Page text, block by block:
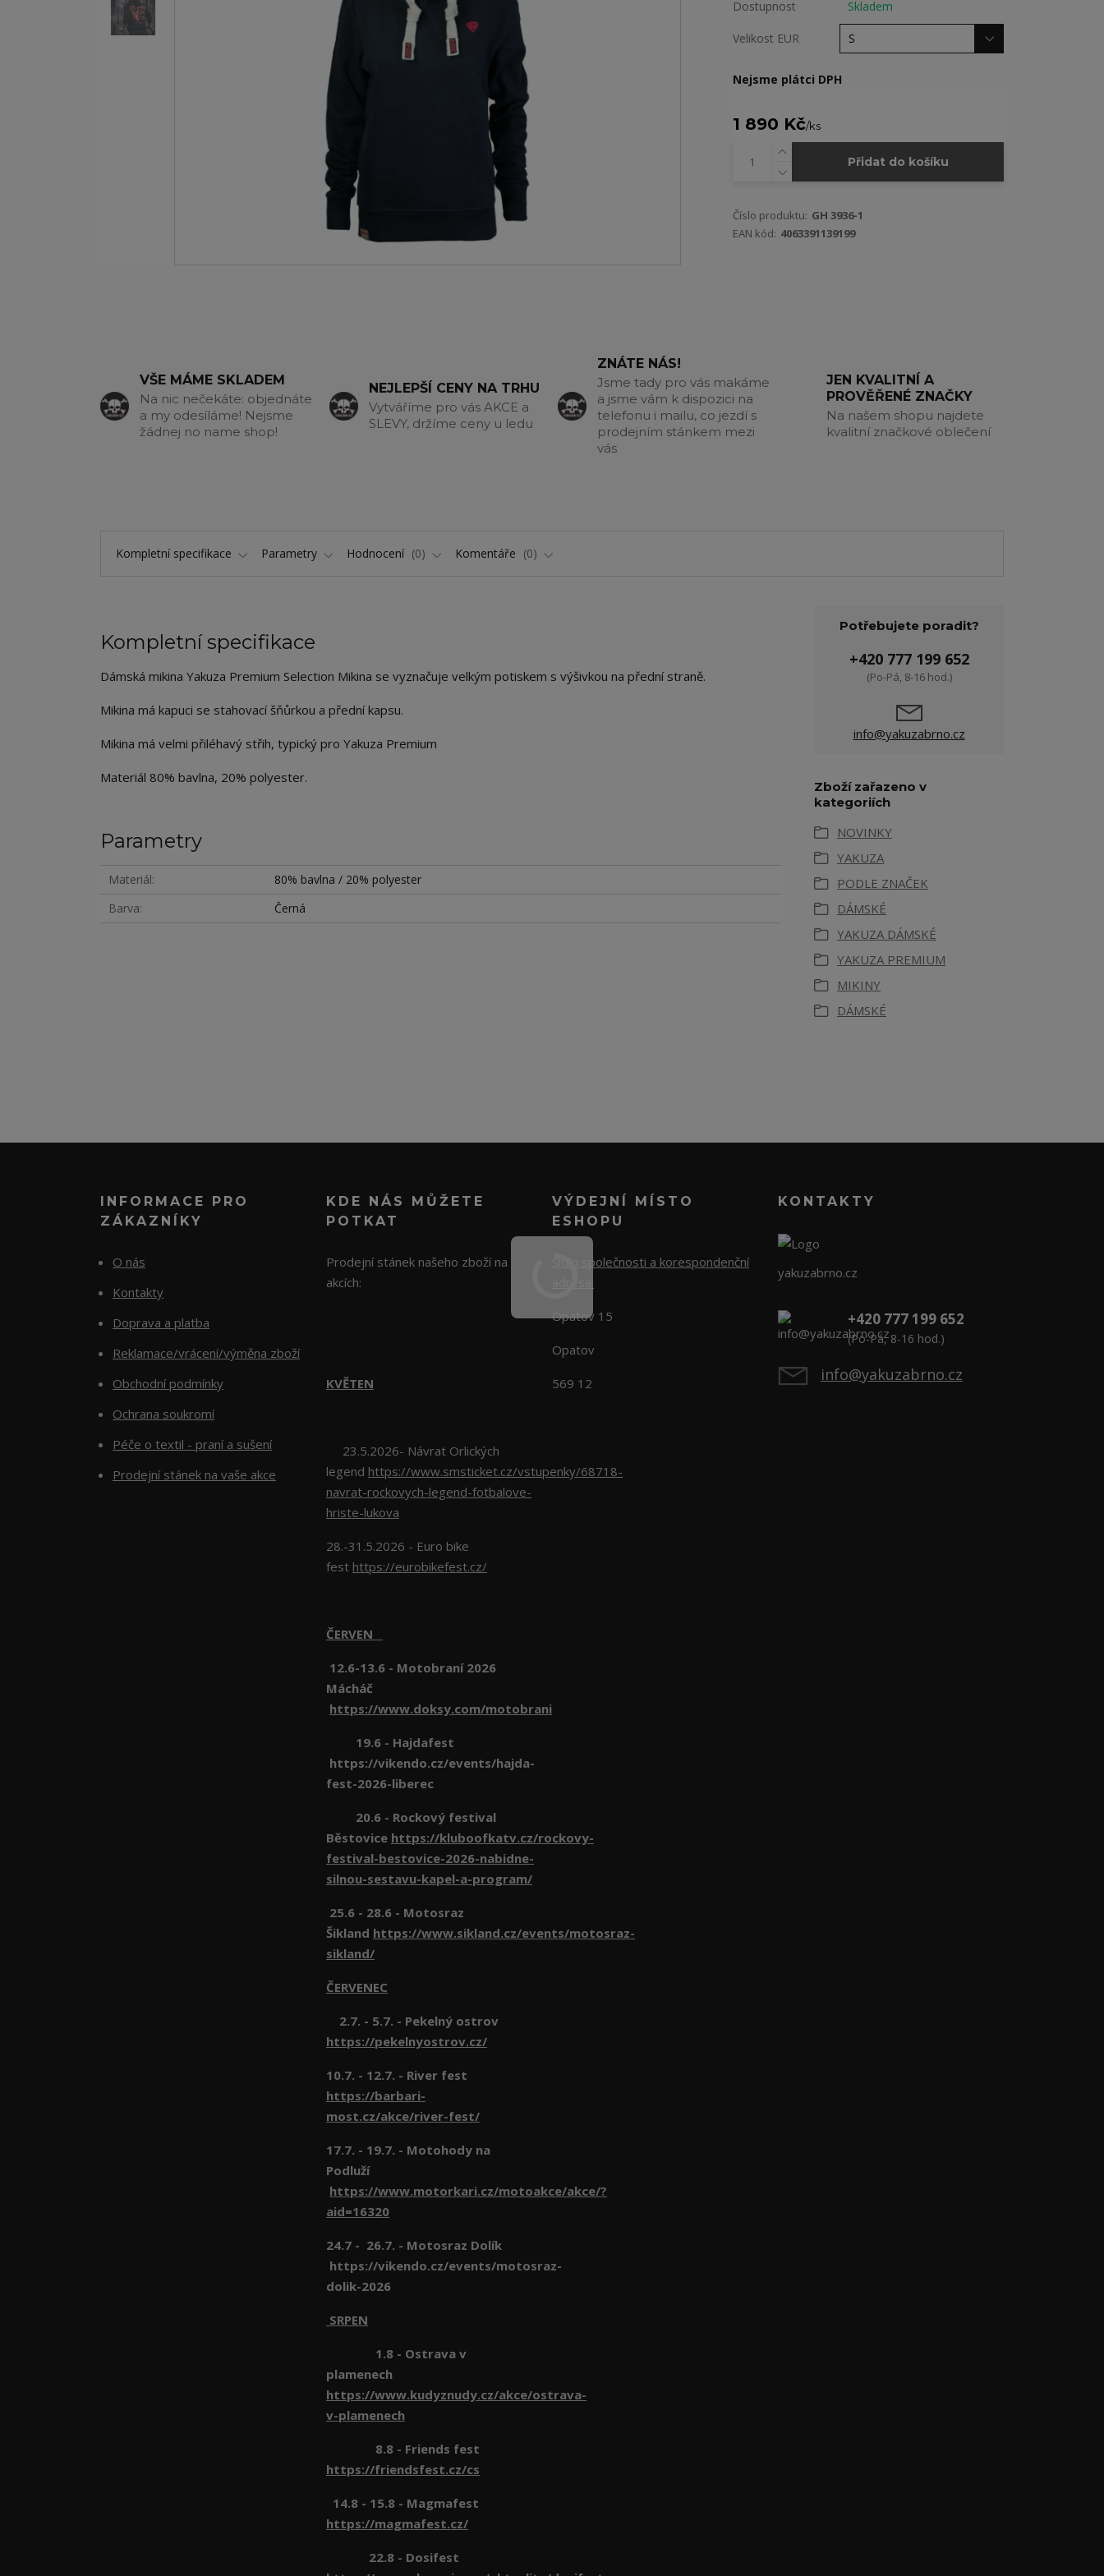
Dostupnost Skladem
Velikost EUR
Nejsme plátci DPH
1 890 Kč/ks
Přidat do košíku
Číslo produktu: GH 3936-1
EAN kód: 4063391139199
VŠE MÁME SKLADEM
Na nic nečekáte: objednáte
a my odesíláme! Nejsme
žádnej no name shop!
NEJLEPŠÍ CENY NA TRHU
Vytváříme pro vás AKCE a
SLEVY, držíme ceny u ledu
ZNÁTE NÁS!
Jsme tady pro vás makáme
a jsme vám k dispozici na
telefonu i mailu, co jezdí s
prodejním stánkem mezi
vás
JEN KVALITNÍ A
PROVĚŘENÉ ZNAČKY
Na našem shopu najdete
kvalitní značkové oblečení
Kompletní specifikace Parametry Hodnocení 0 Komentáře 0
Kompletní specifikace
Dámská mikina Yakuza Premium Selection Mikina se vyznačuje velkým potiskem s výšivkou na přední straně.
Mikina má kapuci se stahovací šňůrkou a přední kapsu.
Mikina má velmi přiléhavý střih, typický pro Yakuza Premium
Materiál 80% bavlna, 20% polyester.
Parametry
Materiál
80% bavlna / 20% polyester
Barva
Černá
Potřebujete poradit?
+420 777 199 652
(Po-Pá, 8-16 hod.)
info@yakuzabrno.cz
Zboží zařazeno v
kategoriích
NOVINKY
YAKUZA
PODLE ZNAČEK
DÁMSKÉ
YAKUZA DÁMSKÉ
YAKUZA PREMIUM
MIKINY
DÁMSKÉ
INFORMACE PRO
ZÁKAZNÍKY
O nás
Kontakty
Doprava a platba
Reklamace/vrácení/výměna zboží
Obchodní podmínky
Ochrana soukromí
Péče o textil - praní a sušení
Prodejní stánek na vaše akce
KDE NÁS MŮŽETE
POTKAT
Prodejní stánek našeho zboží na
akcích:
KVĚTEN
23.5.2026- Návrat Orlických
legend https://www.smsticket.cz/vstupenky/68718-
navrat-rockovych-legend-fotbalove-
hriste-lukova
28.-31.5.2026 - Euro bike
fest https://eurobikefest.cz/
ČERVEN
12.6-13.6 - Motobraní 2026
Mácháč
https://www.doksy.com/motobrani
19.6 - Hajdafest
https://vikendo.cz/events/hajda-
fest-2026-liberec
20.6 - Rockový festival
Běstovice https://kluboofkatv.cz/rockovy-
festival-bestovice-2026-nabidne-
silnou-sestavu-kapel-a-program/
25.6 - 28.6 - Motosraz
Šikland https://www.sikland.cz/events/motosraz-
sikland/
ČERVENEC
2.7. - 5.7. - Pekelný ostrov
https://pekelnyostrov.cz/
10.7. - 12.7. - River fest
https://barbari-
most.cz/akce/river-fest/
17.7. - 19.7. - Motohody na
Podluží
https://www.motorkari.cz/motoakce/akce/?
aid=16320
24.7 - 26.7. - Motosraz Dolík
https://vikendo.cz/events/motosraz-
dolik-2026
SRPEN
1.8 - Ostrava v
plamenech
https://www.kudyznudy.cz/akce/ostrava-
v-plamenech
8.8 - Friends fest
https://friendsfest.cz/cs
14.8 - 15.8 - Magmafest
https://magmafest.cz/
22.8 - Dosifest
VÝDEJNÍ MÍSTO
ESHOPU
Sídlo společnosti a korespondenční
Opatov 15
Opatov
569 12
KONTAKTY
yakuzabrno.cz
+420 777 199 652
(Po-Pá, 8-16 hod.)
info@yakuzabrno.cz